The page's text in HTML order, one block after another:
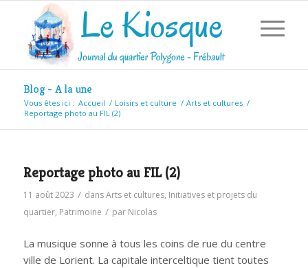
Blog - A la une
Vous êtes ici : Accueil / Loisirs et culture / Arts et cultures /
Reportage photo au FIL (2)
Reportage photo au FIL (2)
11 août 2023 / dansArts et cultures, Initiatives et projets du
quartier, Patrimoine / par Nicolas
La musique sonne à tous les coins de rue du centre
ville de Lorient. La capitale interceltique tient toutes